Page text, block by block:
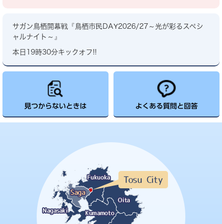
サガン鳥栖開幕戦『鳥栖市民DAY2026/27～光が彩るスペシ
ャルナイト～』
本日19時30分キックオフ!!
見つからないときは よくある質問と回答